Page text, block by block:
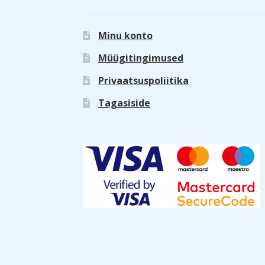
Minu konto
Müügitingimused
Privaatsuspoliitika
Tagasiside